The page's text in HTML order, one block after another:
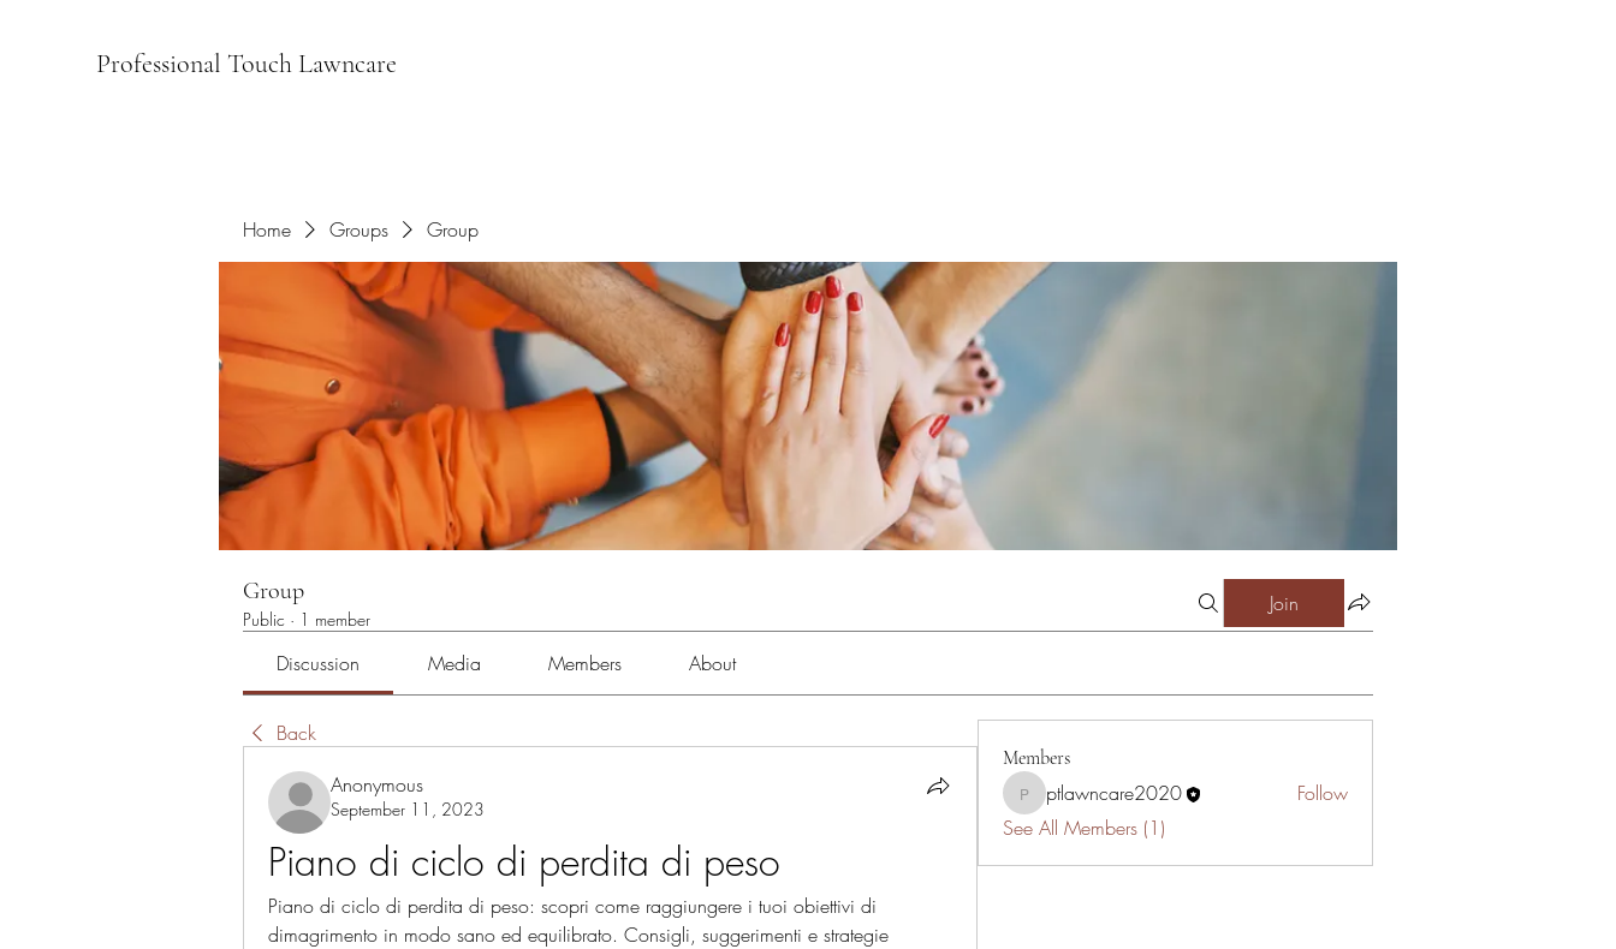
Professional Touch Lawncare
Home Groups Group
Group
Public · 1 member
Join
Discussion Media Members About
Back
Anonymous
September 11, 2023
Piano di ciclo di perdita di peso
Piano di ciclo di perdita di peso: scopri come raggiungere i tuoi obiettivi di
dimagrimento in modo sano ed equilibrato. Consigli, suggerimenti e strategie
Members
ptlawncare2020
ptlawncare2020
Follow
See All Members (1)